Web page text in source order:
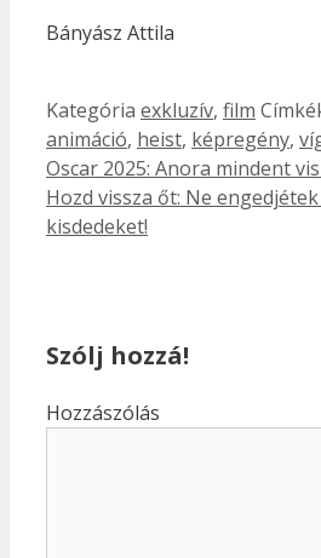
Bányász Attila
Kategória exkluzív, film
animáció, heist, képregény,
Oscar 2025: Anora mindent
Hozd vissza őt: Ne
kisdedeket!
Szólj hozzá!
Hozzászólás